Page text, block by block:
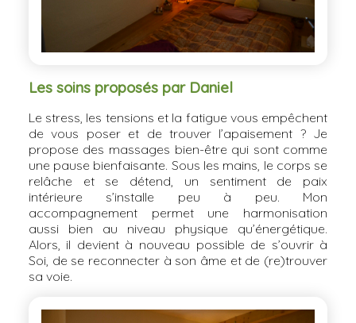
Les soins proposés par Daniel
Le stress, les tensions et la fatigue vous empêchent
de vous poser et de trouver l’apaisement ? Je
propose des massages bien-être qui sont comme
une pause bienfaisante. Sous les mains, le corps se
relâche et se détend, un sentiment de paix
intérieure s’installe peu à peu. Mon
accompagnement permet une harmonisation
aussi bien au niveau physique qu’énergétique.
Alors, il devient à nouveau possible de s’ouvrir à
Soi, de se reconnecter à son âme et de (re)trouver
sa voie.